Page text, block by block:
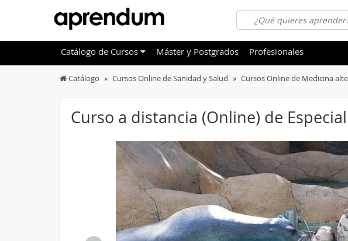
OFERTAS DESTACADAS
NOVEDADES DE NUESTRO CATÁLOGO
Informática
Idiomas
Administración de Empresas
Deportes y Ocio
Educación
Otras Temáticas
Catálogo Cursos Online de Sanidad y Salud Cursos Online de Medicina
Curso a distancia (Online) de
Catálogo de Cursos Máster y Postgrados Profesionales